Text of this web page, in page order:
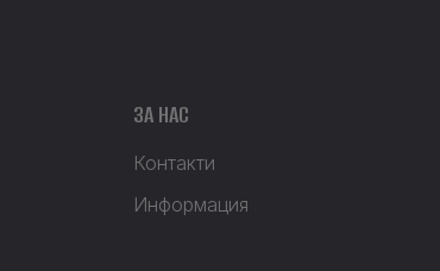
ЗА НАС
Контакти
Информация